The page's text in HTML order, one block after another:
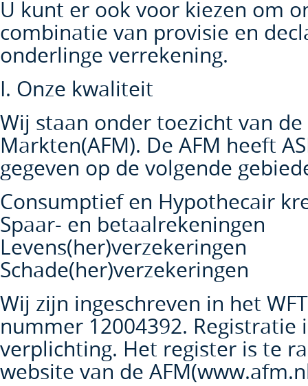
U kunt er ook voor kiezen om
combinatie van provisie en
onderlinge verrekening.
I. Onze kwaliteit
Wij staan onder toezicht van
Markten(AFM). De AFM heeft
gegeven op de volgende
Consumptief en Hypothecair
Spaar- en betaalrekeningen
Levens(her)verzekeringen
Schade(her)verzekeringen
Wij zijn ingeschreven in het
nummer 12004392. Registratie
verplichting. Het register is te
website van de